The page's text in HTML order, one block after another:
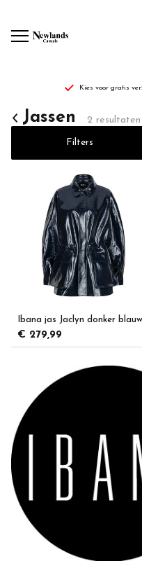
Kies voor gratis
dames
jassen/
Newlands
Casuals
Jassen 2 resultaten
Filters
Ibana jas Jaclyn donker blauw
€ 279,99